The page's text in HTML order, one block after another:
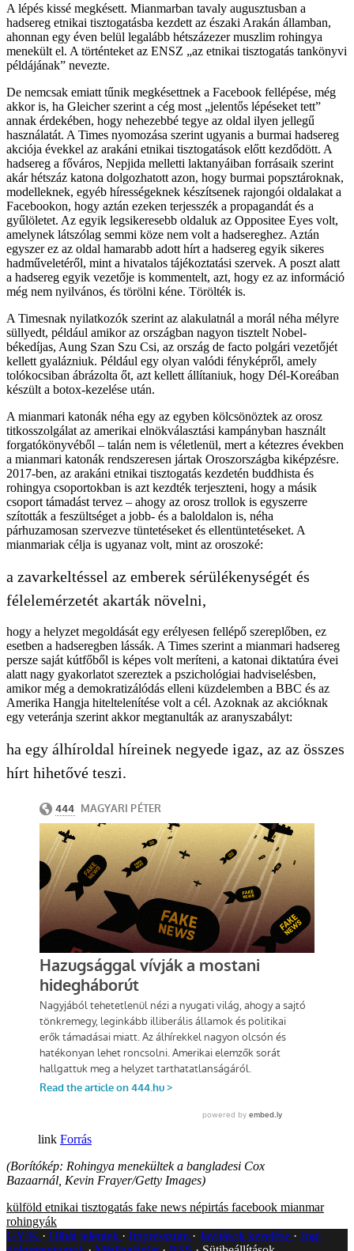
A lépés kissé megkésett. Mianmarban tavaly augusztusban a
hadsereg etnikai tisztogatásba kezdett az északi Arakán államban,
ahonnan egy éven belül legalább hétszázezer muszlim rohingya
menekült el. A történteket az ENSZ „az etnikai tisztogatás tankönyvi
példájának” nevezte.
De nemcsak emiatt tűnik megkésettnek a Facebook fellépése, még
akkor is, ha Gleicher szerint a cég most „jelentős lépéseket tett”
annak érdekében, hogy nehezebbé tegye az oldal ilyen jellegű
használatát. A Times nyomozása szerint ugyanis a burmai hadsereg
akciója évekkel az arakáni etnikai tisztogatások előtt kezdődött. A
hadsereg a főváros, Nepjida melletti laktanyáiban forrásaik szerint
akár hétszáz katona dolgozhatott azon, hogy burmai popsztároknak,
modelleknek, egyéb hírességeknek készítsenek rajongói oldalakat a
Facebookon, hogy aztán ezeken terjesszék a propagandát és a
gyűlöletet. Az egyik legsikeresebb oldaluk az Oppositee Eyes volt,
amelynek látszólag semmi köze nem volt a hadsereghez. Aztán
egyszer ez az oldal hamarabb adott hírt a hadsereg egyik sikeres
hadműveletéről, mint a hivatalos tájékoztatási szervek. A poszt alatt
a hadsereg egyik vezetője is kommentelt, azt, hogy ez az információ
még nem nyilvános, és törölni kéne. Törölték is.
A Timesnak nyilatkozók szerint az alakulatnál a morál néha mélyre
süllyedt, például amikor az országban nagyon tisztelt Nobel-
békedíjas, Aung Szan Szu Csi, az ország de facto polgári vezetőjét
kellett gyalázniuk. Például egy olyan valódi fényképről, amely
tolókocsiban ábrázolta őt, azt kellett állítaniuk, hogy Dél-Koreában
készült a botox-kezelése után.
A mianmari katonák néha egy az egyben kölcsönöztek az orosz
titkosszolgálat az amerikai elnökválasztási kampányban használt
forgatókönyvéből – talán nem is véletlenül, mert a kétezres években
a mianmari katonák rendszeresen jártak Oroszországba kiképzésre.
2017-ben, az arakáni etnikai tisztogatás kezdetén buddhista és
rohingya csoportokban is azt kezdték terjeszteni, hogy a másik
csoport támadást tervez – ahogy az orosz trollok is egyszerre
szították a feszültséget a jobb- és a baloldalon is, néha
párhuzamosan szervezve tüntetéseket és ellentüntetéseket. A
mianmariak célja is ugyanaz volt, mint az oroszoké:
a zavarkeltéssel az emberek sérülékenységét és
félelemérzetét akarták növelni,
hogy a helyzet megoldását egy erélyesen fellépő szereplőben, ez
esetben a hadseregben lássák. A Times szerint a mianmari hadsereg
persze saját kútfőből is képes volt meríteni, a katonai diktatúra évei
alatt nagy gyakorlatot szereztek a pszichológiai hadviselésben,
amikor még a demokratizálódás elleni küzdelemben a BBC és az
Amerika Hangja hiteltelenítése volt a cél. Azoknak az akcióknak
egy veteránja szerint akkor megtanulták az aranyszabályt:
ha egy álhíroldal híreinek negyede igaz, az az összes
hírt hihetővé teszi.
Forrás
(Borítókép: Rohingya menekültek a bangladesi Cox
Bazaarnál, Kevin Frayer/Getty Images)
külföld etnikai tisztogatás fake news népirtás facebook mianmar
rohingyák
GYIK
Hibát jelentek Impresszum Javítások kezelése
Jogi